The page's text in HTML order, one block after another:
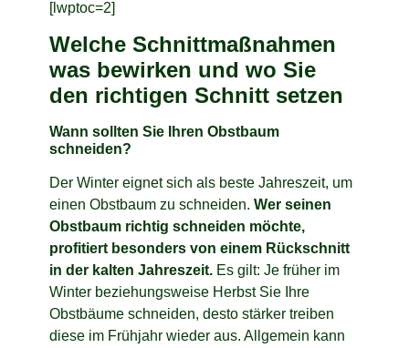
[lwptoc=2]
Welche Schnittmaßnahmen
was bewirken und wo Sie
den richtigen Schnitt setzen
Wann sollten Sie Ihren Obstbaum
schneiden?
Der Winter eignet sich als beste Jahreszeit, um
einen Obstbaum zu schneiden. Wer seinen
Obstbaum richtig schneiden möchte,
profitiert besonders von einem Rückschnitt
in der kalten Jahreszeit. Es gilt: Je früher im
Winter beziehungsweise Herbst Sie Ihre
Obstbäume schneiden, desto stärker treiben
diese im Frühjahr wieder aus. Allgemein kann